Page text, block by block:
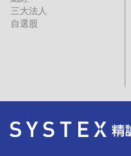
三大法人
自選股